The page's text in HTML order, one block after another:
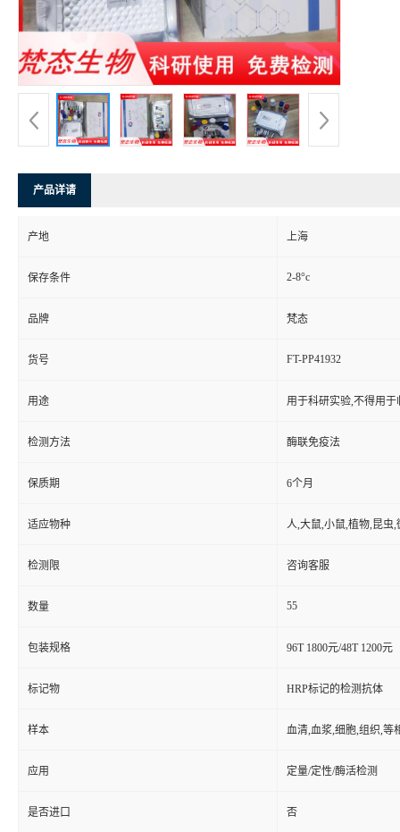
产品详请
产地 上海
保存条件 2-8°c
品牌 梵态
货号 FT-PP41932
用途 用于科研实验,不得用于
检测方法 酶联免疫法
保质期 6个月
适应物种 人,大鼠,小鼠,植物,昆虫,
检测限 咨询客服
数量 55
包装规格 96T 1800元/48T 1200元
标记物 HRP标记的检测抗体
样本 血清,血浆,细胞,组织,等
应用 定量/定性/酶活检测
是否进口 否